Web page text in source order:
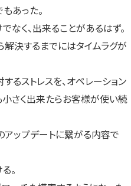
あった。
く、出来ることがあるはず。
解決するまでにはタイムラグが
るストレスを、オペレーション
小さく出来たらお客様が使い続
アップデートに繋がる内容で
。